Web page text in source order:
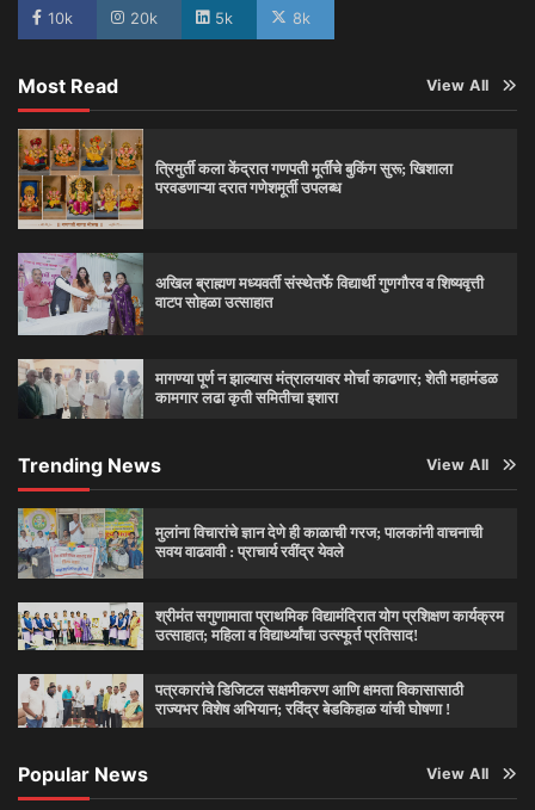
10k 20k 5k 8k
Most Read View All
त्रिमुर्ती कला केंद्रात गणपती मूर्तींचे बुकिंग सुरू; खिशाला
परवडणाऱ्या दरात गणेशमूर्ती उपलब्ध
अखिल ब्राह्मण मध्यवर्ती संस्थेतर्फे विद्यार्थी गुणगौरव व शिष्यवृत्ती
वाटप सोहळा उत्साहात
मागण्या पूर्ण न झाल्यास मंत्रालयावर मोर्चा काढणार; शेती महामंडळ
कामगार लढा कृती समितीचा इशारा
Trending News View All
मुलांना विचारांचे ज्ञान देणे ही काळाची गरज; पालकांनी वाचनाची
सवय वाढवावी : प्राचार्य रवींद्र येवले
श्रीमंत सगुणामाता प्राथमिक विद्यामंदिरात योग प्रशिक्षण कार्यक्रम
उत्साहात; महिला व विद्यार्थ्यांचा उत्स्फूर्त प्रतिसाद!
पत्रकारांचे डिजिटल सक्षमीकरण आणि क्षमता विकासासाठी
राज्यभर विशेष अभियान; रविंद्र बेडकिहाळ यांची घोषणा !
Popular News View All